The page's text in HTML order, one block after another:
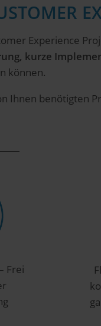
Experience
kurze
können.
Ihnen benötigten
Frei